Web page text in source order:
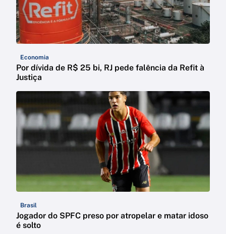
Economia
Por dívida de R$ 25 bi, RJ pede falência da Refit à
Justiça
Brasil
Jogador do SPFC preso por atropelar e matar idoso
é solto